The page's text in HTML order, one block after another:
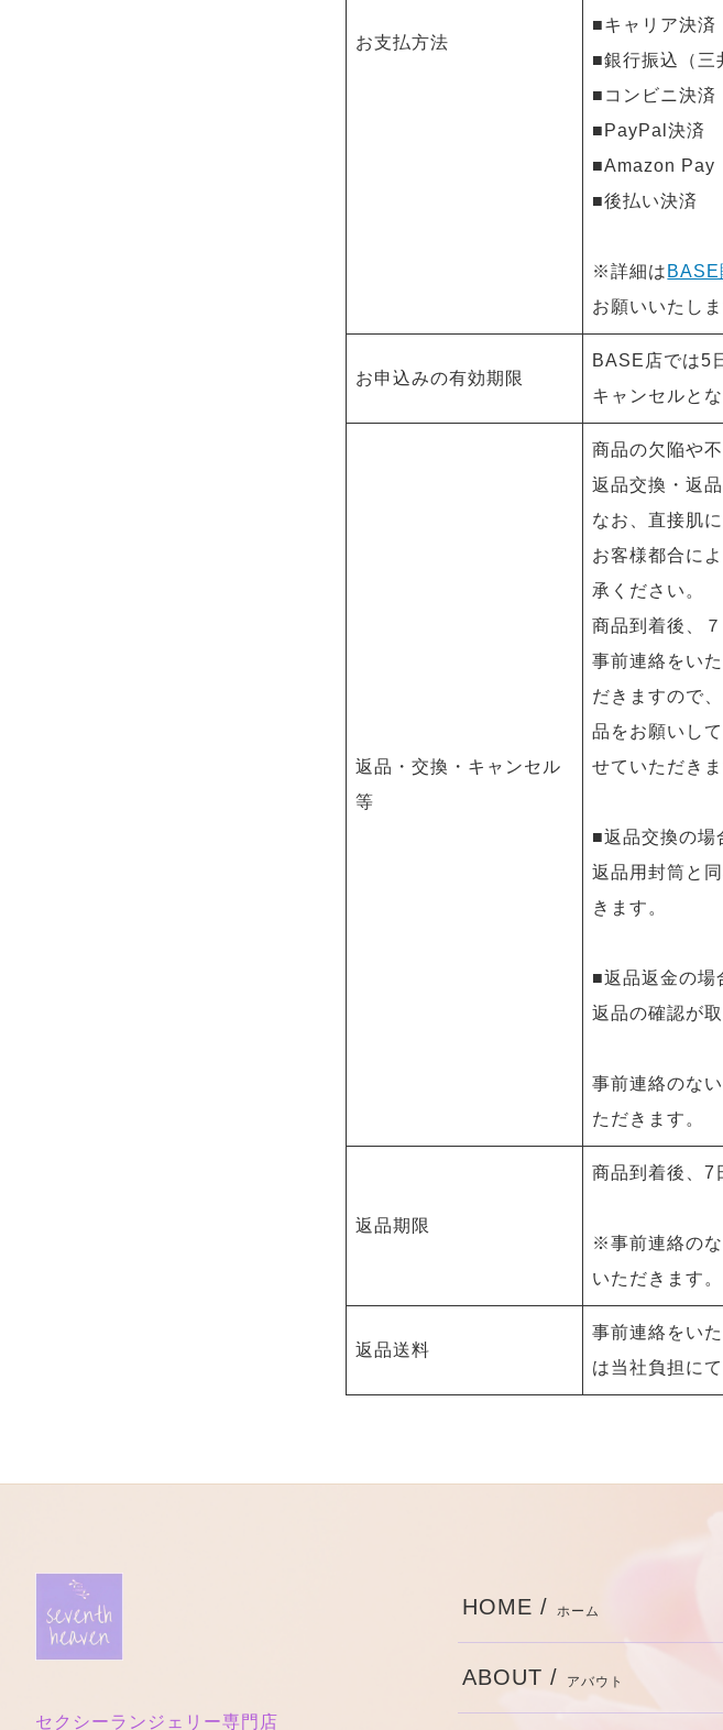
お支払方法
■キャリア決済
■銀行振込（三
■コンビニ決
■PayPal決済
■Amazon Pay
■後払い決済
※詳細は BASE
お願いいたしま
お申込みの有効期限
BASE店では5
キャンセルとな
返品・交換・キャンセル
等
商品の欠陥や
返品交換・返
なお、直接肌
お客様都合に
承ください。
商品到着後、
事前連絡をい
だきますので
品をお願いし
せていただきま
■返品交換の場
返品用封筒と
きます。
■返品返金の場
返品の確認が
事前連絡のな
ただきます。
返品期限
商品到着後、7
※事前連絡の
いただきます。
返品送料
事前連絡をい
は当社負担に
セクシーランジェリー専門店
HOME / ホーム
ABOUT / アバウト